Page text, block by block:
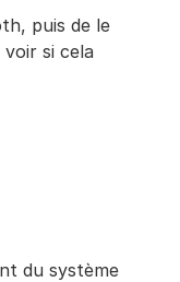
puis de le
si cela
du système